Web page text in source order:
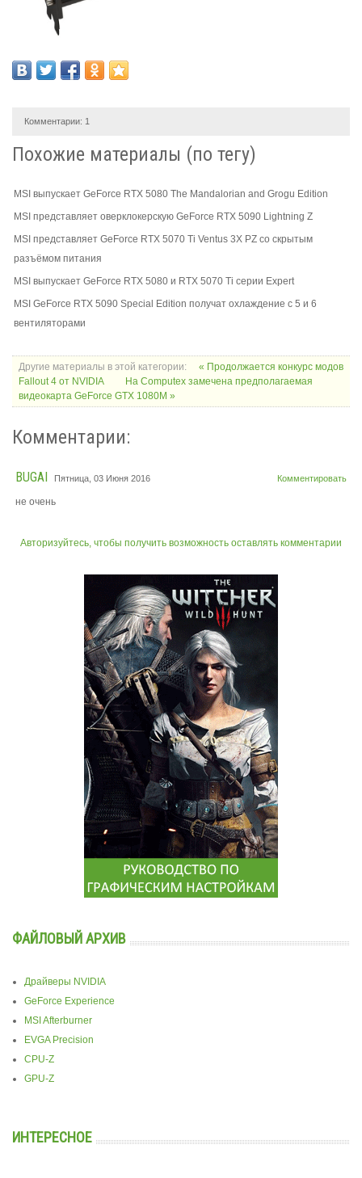
Комментарии: 1
Похожие материалы (по тегу)
MSI выпускает GeForce RTX 5080 The Mandalorian and Grogu Edition
MSI представляет оверклокерскую GeForce RTX 5090 Lightning Z
MSI представляет GeForce RTX 5070 Ti Ventus 3X PZ со скрытым
разъёмом питания
MSI выпускает GeForce RTX 5080 и RTX 5070 Ti серии Expert
MSI GeForce RTX 5090 Special Edition получат охлаждение с 5 и 6
вентиляторами
Другие материалы в этой категории:
« Продолжается конкурс модов
Fallout 4 от NVIDIA
На Computex замечена предполагаемая
видеокарта GeForce GTX 1080M »
Комментарии:
Комментировать
BUGAI Пятница, 03 Июня 2016
не очень
Авторизуйтесь, чтобы получить возможность оставлять комментарии
ФАЙЛОВЫЙ АРХИВ
Драйверы NVIDIA
GeForce Experience
MSI Afterburner
EVGA Precision
CPU-Z
GPU-Z
ИНТЕРЕСНОЕ